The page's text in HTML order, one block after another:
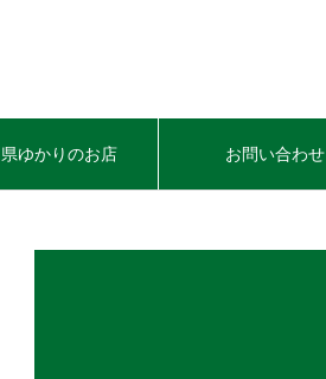
ゆかりのお店 お問い合わせ